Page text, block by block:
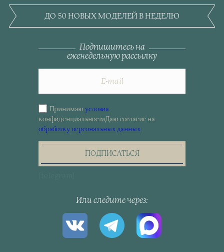
ДО 50 НОВЫХ МОДЕЛЕЙ В НЕДЕЛЮ
Подпишитесь на
еженедельную рассылку
Sign
up
for
the
Принимаюусловия
конфиденциальностиДаю согласие на
обработку персональных данных.
ПОДПИСАТЬСЯ
Или следите через